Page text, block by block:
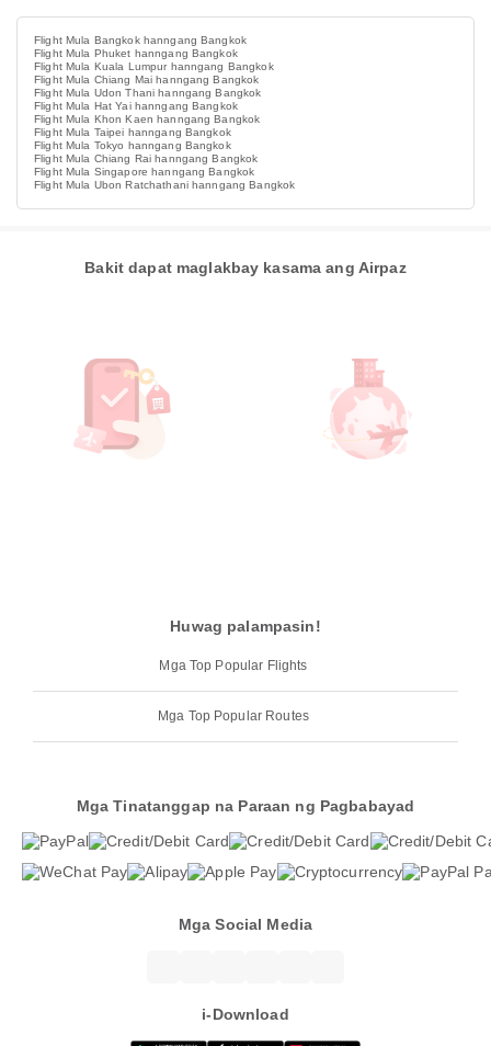
Flight Mula Bangkok hanngang Bangkok
Flight Mula Phuket hanngang Bangkok
Flight Mula Kuala Lumpur hanngang Bangkok
Flight Mula Chiang Mai hanngang Bangkok
Flight Mula Udon Thani hanngang Bangkok
Flight Mula Hat Yai hanngang Bangkok
Flight Mula Khon Kaen hanngang Bangkok
Flight Mula Taipei hanngang Bangkok
Flight Mula Tokyo hanngang Bangkok
Flight Mula Chiang Rai hanngang Bangkok
Flight Mula Singapore hanngang Bangkok
Flight Mula Ubon Ratchathani hanngang Bangkok
Bakit dapat maglakbay kasama ang Airpaz
Huwag palampasin!
Mga Top Popular Flights
Mga Top Popular Routes
Mga Tinatanggap na Paraan ng Pagbabayad
Mga Social Media
i-Download